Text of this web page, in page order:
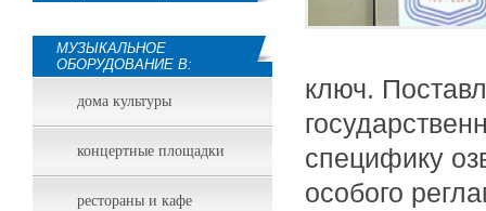
МУЗЫКАЛЬНОЕ
ОБОРУДОВАНИЕ В:
дома культуры
концертные площадки
рестораны и кафе
ключ.
специфику
особого